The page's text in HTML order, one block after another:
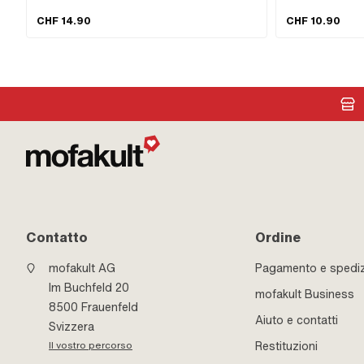
CHF 14.90
145 mm · Numero
CHF 10.90
Contatto
mofakult AG
Im Buchfeld 20
8500 Frauenfeld
Svizzera
Il vostro percorso
Ordine
Pagamento e
mofakult Business
Aiuto e contatti
Restituzioni